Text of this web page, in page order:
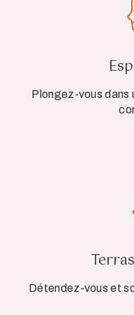
Plongez-vous dans
Détendez-vous et